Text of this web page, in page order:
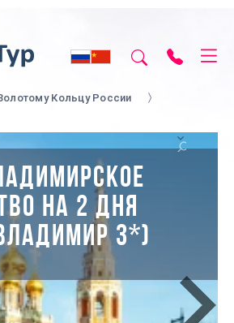
Кольцу России
НА 2 ДНЯ
3*)